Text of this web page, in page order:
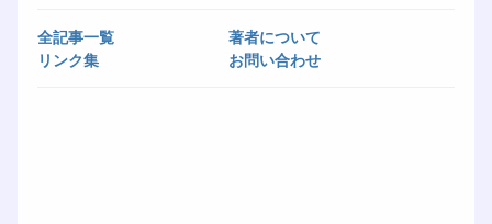
全記事一覧
著者について
リンク集
お問い合わせ